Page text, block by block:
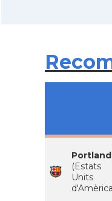
Portland
(Estats
Units